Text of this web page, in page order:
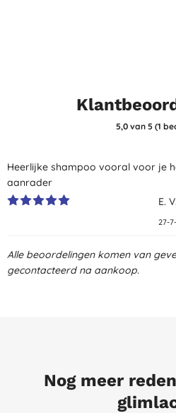
5,0van 5 (1
Heerlijke shampoo vooral voor je
aanrader
E.
27-
Alle beoordelingen komen van
gecontacteerd na aankoop.
Nog meer